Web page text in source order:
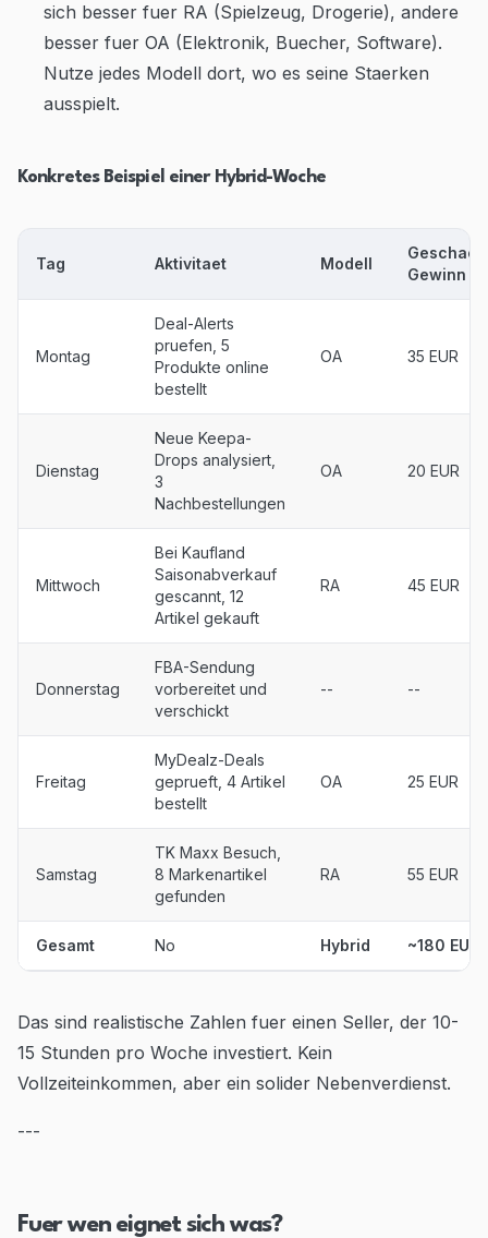
sich besser fuer RA (Spielzeug, Drogerie), andere
besser fuer OA (Elektronik, Buecher, Software).
Nutze jedes Modell dort, wo es seine Staerken
ausspielt.
Konkretes Beispiel einer Hybrid-Woche
Tag Aktivitaet Modell
Gewinn
Montag
Deal-Alerts
pruefen, 5
Produkte online
bestellt
OA 35 EUR
Dienstag
Neue Keepa-
Drops analysiert,
3
Nachbestellungen
OA 20 EUR
Mittwoch
Bei Kaufland
Saisonabverkauf
gescannt, 12
Artikel gekauft
RA 45 EUR
Donnerstag
FBA-Sendung
vorbereitet und
verschickt
-- --
Freitag
MyDealz-Deals
geprueft, 4 Artikel
bestellt
OA 25 EUR
Samstag
TK Maxx Besuch,
8 Markenartikel
gefunden
RA 55 EUR
Gesamt No Hybrid ~180 EUR
Das sind realistische Zahlen fuer einen Seller, der 10-
15 Stunden pro Woche investiert. Kein
Vollzeiteinkommen, aber ein solider Nebenverdienst.
---
Fuer wen eignet sich was?